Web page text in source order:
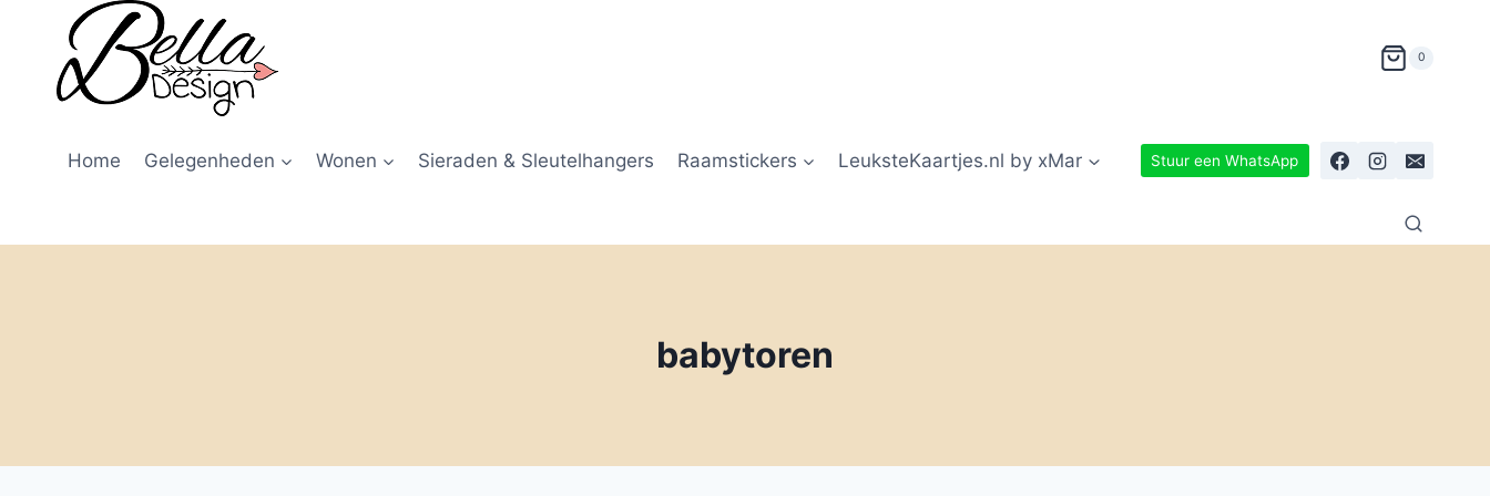
0
Home Gelegenheden Wonen Sieraden & Sleutelhangers Raamstickers LeuksteKaartjes.nl by xMar Stuur een WhatsApp
babytoren